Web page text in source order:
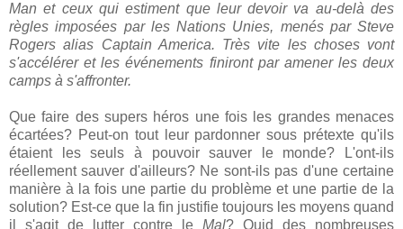
Man et ceux qui estiment que leur devoir va au-delà des
règles imposées par les Nations Unies, menés par Steve
Rogers alias Captain America. Très vite les choses vont
s'accélérer et les événements finiront par amener les deux
camps à s'affronter.
Que faire des supers héros une fois les grandes menaces
écartées? Peut-on tout leur pardonner sous prétexte qu'ils
étaient les seuls à pouvoir sauver le monde? L'ont-ils
réellement sauver d'ailleurs? Ne sont-ils pas d'une certaine
manière à la fois une partie du problème et une partie de la
solution? Est-ce que la fin justifie toujours les moyens quand
il s'agit de lutter contre le Mal? Quid des nombreuses